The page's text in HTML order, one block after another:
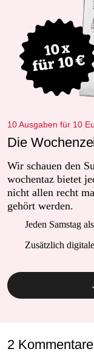
10 Ausgaben für 10
Die
Wir schauen den
wochentaz bietet
nicht allen recht
gehört werden.
Jeden Samstag
Zusätzlich
2 Kommentare